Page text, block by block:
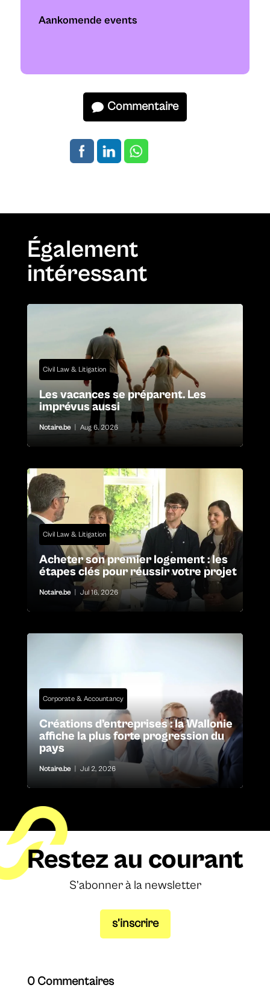
Aankomende events
Commentaire
Également
intéressant
Civil Law & Litigation
Les vacances se préparent. Les
imprévus aussi
Notaire.be Aug 6, 2026
Civil Law & Litigation
Acheter son premier logement : les
étapes clés pour réussir votre projet
Notaire.be Jul 16, 2026
Corporate & Accountancy
Créations d’entreprises : la Wallonie
affiche la plus forte progression du
pays
Notaire.be Jul 2, 2026
Restez au courant
S’abonner à la newsletter
s’inscrire
0 Commentaires